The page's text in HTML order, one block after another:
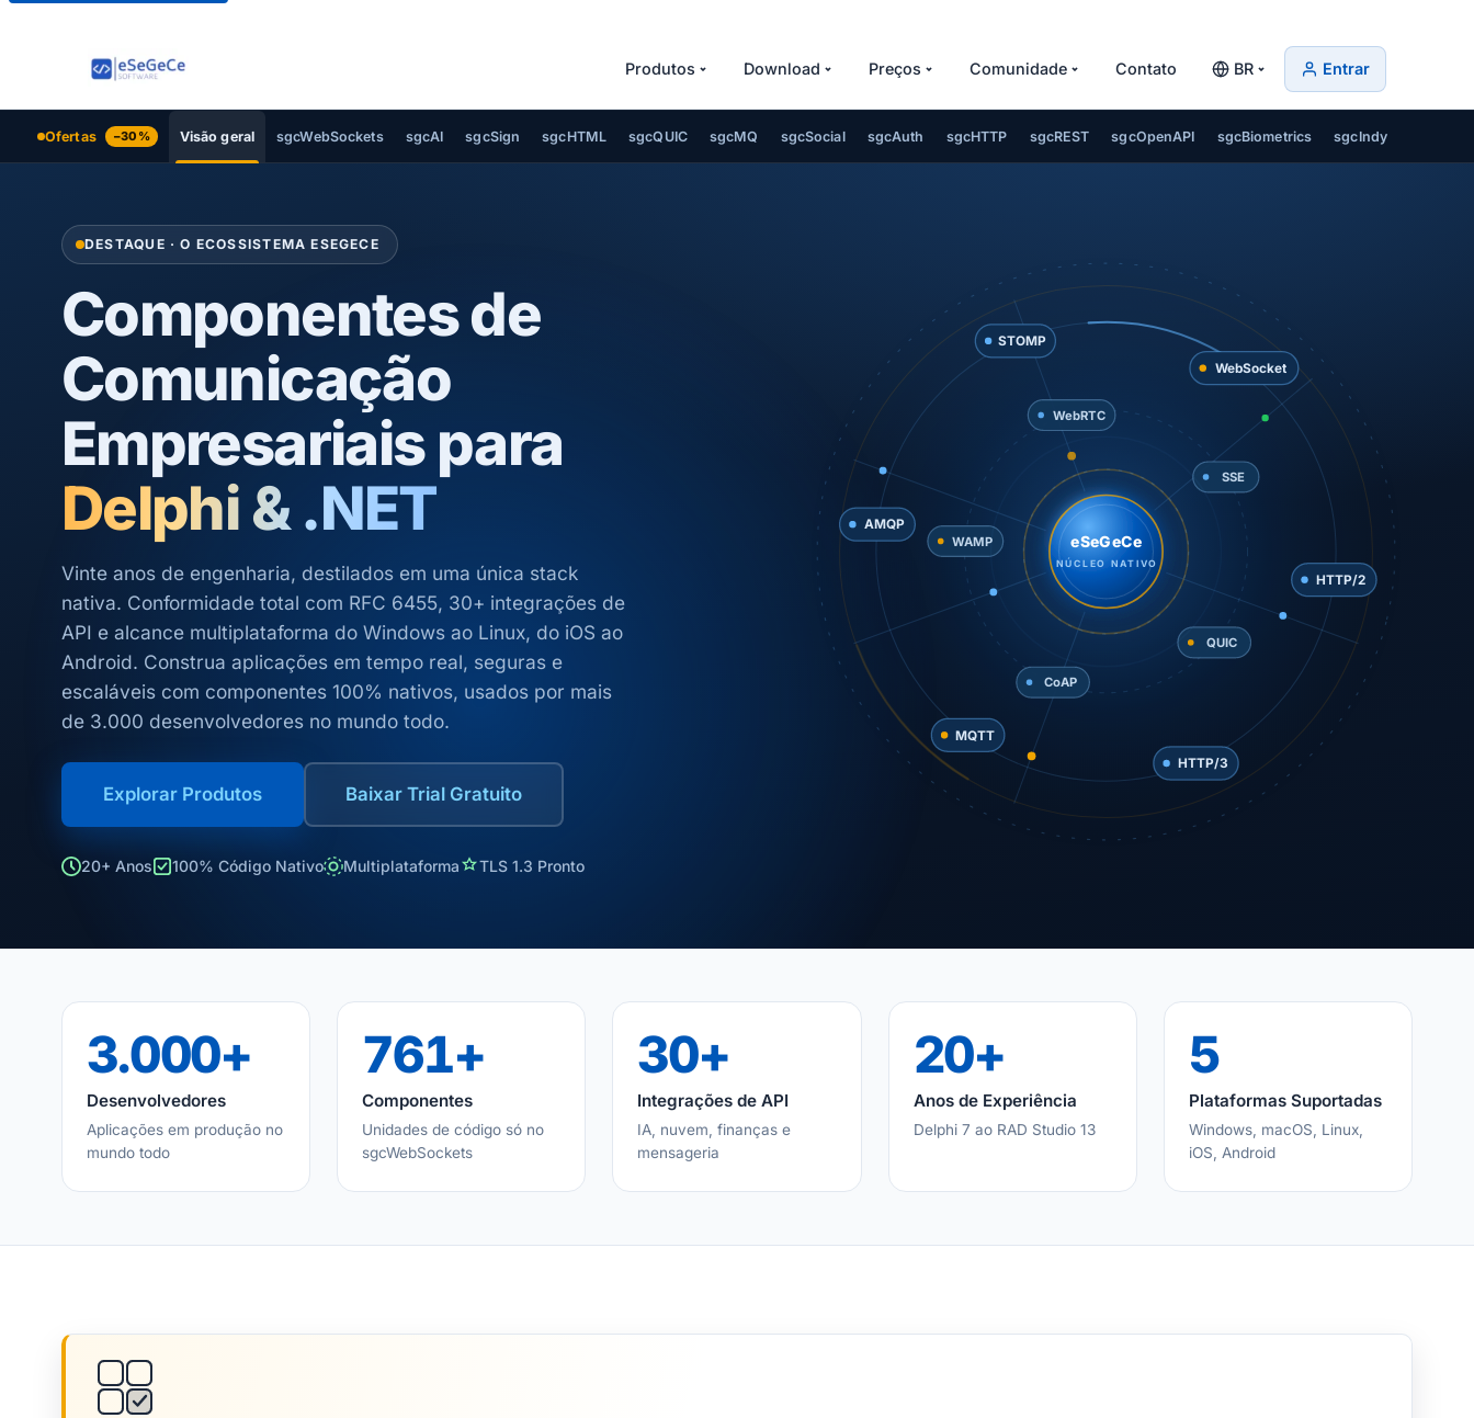
Produtos Download Preços Comunidade Contato BR Entrar
Ofertas −30% Visão geral sgcWebSockets sgcAI sgcSign sgcHTML sgcQUIC sgcMQ sgcSocial sgcAuth sgcHTTP sgcREST sgcOpenAPI sgcBiometrics sgcIndy
DESTAQUE · O ECOSSISTEMA ESEGECE
Componentes de
Comunicação
Empresariais para
Delphi & .NET
Vinte anos de engenharia, destilados em uma única stack
nativa. Conformidade total com RFC 6455, 30+ integrações de
API e alcance multiplataforma do Windows ao Linux, do iOS ao
Android. Construa aplicações em tempo real, seguras e
escaláveis com componentes 100% nativos, usados por mais
de 3.000 desenvolvedores no mundo todo.
Explorar Produtos Baixar Trial Gratuito
20+ Anos 100% Código Nativo Multiplataforma TLS 1.3 Pronto
WebSocket
HTTP/2
HTTP/3
MQTT
AMQP
STOMP
WAMP
WebRTC
QUIC
CoAP
eSeGeCe
NÚCLEO NATIVO
3.000+
Desenvolvedores
Aplicações em produção no
mundo todo
761+
Componentes
Unidades de código só no
sgcWebSockets
30+
Integrações de API
IA, nuvem, finanças e
mensageria
20+
Anos de Experiência
Delphi 7 ao RAD Studio 13
5
Plataformas Suportadas
Windows, macOS, Linux,
iOS, Android